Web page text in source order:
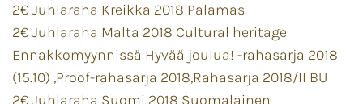
2€ Juhlaraha Kreikka 2018 Palamas
2€ Juhlaraha Malta 2018 Cultural heritage
Ennakkomyynnissä Hyvää joulua! -rahasarja 2018
(15.10) ,Proof-rahasarja 2018,Rahasarja 2018/II BU
2€ Juhlaraha Suomi 2018 Suomalainen